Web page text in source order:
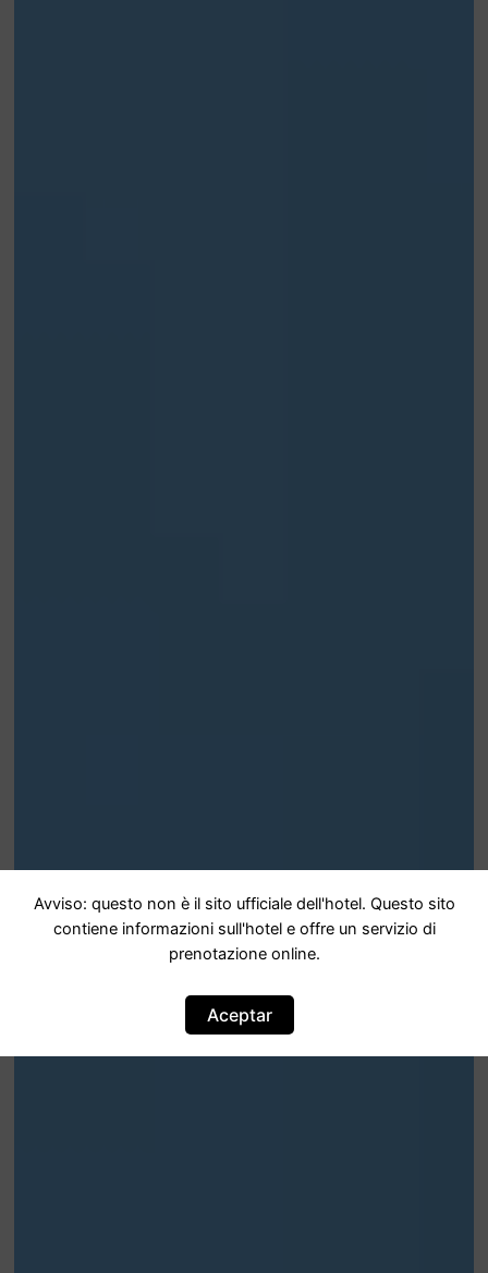
Avviso: questo non è il sito ufficiale dell'hotel. Questo sito
contiene informazioni sull'hotel e offre un servizio di
prenotazione online.
Aceptar